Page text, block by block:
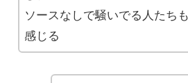
ソースなしで騒いでる人たち
感じる